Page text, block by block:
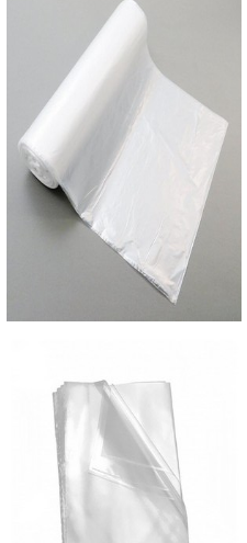
além de oferecer a
EM SACO PP
passou a
ainda mais
Aumentando,
entrega e venda
Para
solicitar um